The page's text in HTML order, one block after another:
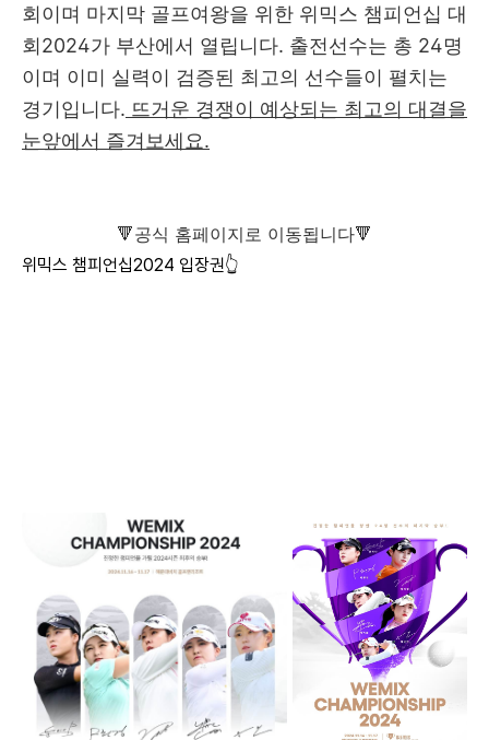
회이며 마지막 골프여왕을 위한 위믹스 챔피언십 대
회2024가 부산에서 열립니다. 출전선수는 총 24명
이며 이미 실력이 검증된 최고의 선수들이 펼치는
경기입니다. 뜨거운 경쟁이 예상되는 최고의 대결을
눈앞에서 즐겨보세요.
​🔻공식 홈페이지로 이동됩니다🔻
위믹스 챔피언십2024 입장권👆